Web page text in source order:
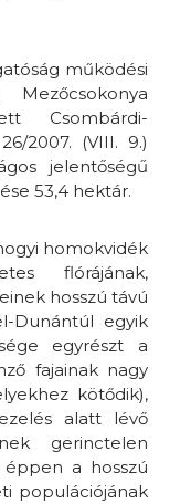
működési
Csombárdi-
2007. (VIII. 9.)
jelentőségű
53,4 hektár.
homokvidék
flórájának,
hosszú távú
Dunántúl egyik
egyrészt a
fajainak nagy
kötődik),
alatt lévő
gerinctelen
a hosszú
populációjának